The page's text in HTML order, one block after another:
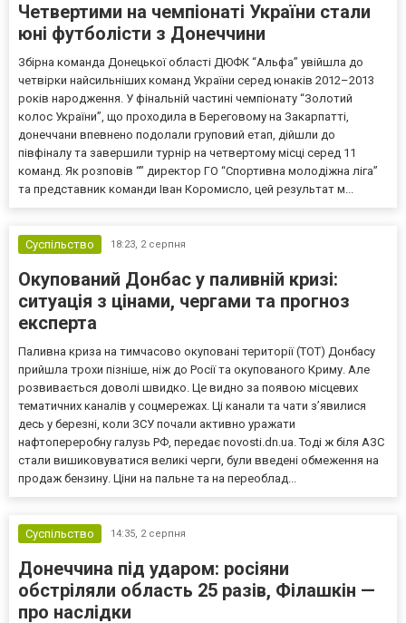
Четвертими на чемпіонаті України стали
юні футболісти з Донеччини
Збірна команда Донецької області ДЮФК “Альфа” увійшла до
четвірки найсильніших команд України серед юнаків 2012–2013
років народження. У фінальній частині чемпіонату “Золотий
колос України”, що проходила в Береговому на Закарпатті,
донеччани впевнено подолали груповий етап, дійшли до
півфіналу та завершили турнір на четвертому місці серед 11
команд. Як розповів “” директор ГО “Спортивна молодіжна ліга”
та представник команди Іван Коромисло, цей результат м...
Суспільство 18:23, 2 серпня
Окупований Донбас у паливній кризі:
ситуація з цінами, чергами та прогноз
експерта
Паливна криза на тимчасово окуповані території (ТОТ) Донбасу
прийшла трохи пізніше, ніж до Росії та окупованого Криму. Але
розвивається доволі швидко. Це видно за появою місцевих
тематичних каналів у соцмережах. Ці канали та чати з’явилися
десь у березні, коли ЗСУ почали активно уражати
нафтопереробну галузь РФ, передає novosti.dn.ua. Тоді ж біля АЗС
стали вишиковуватися великі черги, були введені обмеження на
продаж бензину. Ціни на пальне та на переоблад...
Суспільство 14:35, 2 серпня
Донеччина під ударом: росіяни
обстріляли область 25 разів, Філашкін —
про наслідки